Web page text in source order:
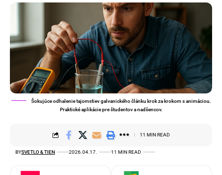
Šokujúce odhalenie tajomstiev galvanického článku krok za krokom s animáciou.
Praktické aplikácie pre študentov a nadšencov.
BYSVETLO & TIEN 2026.04.17. 11 MIN READ
11 MIN READ